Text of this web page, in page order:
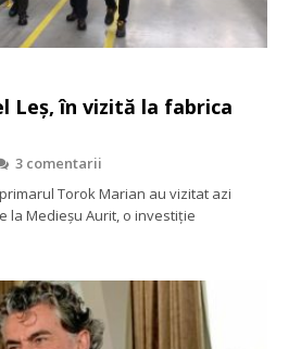
Leș, în vizită la fabrica
3 comentarii
Torok Marian au vizitat azi
la Medieșu Aurit, o investiție